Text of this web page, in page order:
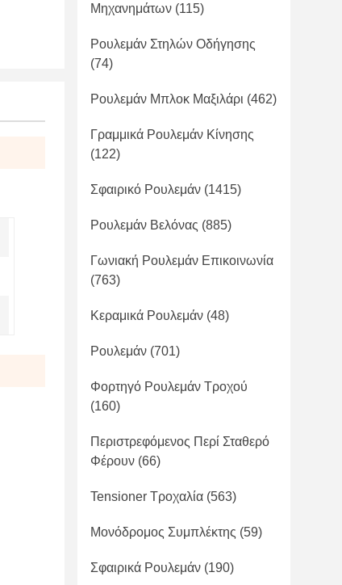
Μηχανημάτων (115)
Ρουλεμάν Στηλών Οδήγησης
(74)
Ρουλεμάν Μπλοκ Μαξιλάρι (462)
Γραμμικά Ρουλεμάν Κίνησης
(122)
Σφαιρικό Ρουλεμάν (1415)
Ρουλεμάν Βελόνας (885)
Γωνιακή Ρουλεμάν Επικοινωνία
(763)
Κεραμικά Ρουλεμάν (48)
Ρουλεμάν (701)
Φορτηγό Ρουλεμάν Τροχού
(160)
Περιστρεφόμενος Περί Σταθερό
Φέρουν (66)
Tensioner Τροχαλία (563)
Μονόδρομος Συμπλέκτης (59)
Σφαιρικά Ρουλεμάν (190)